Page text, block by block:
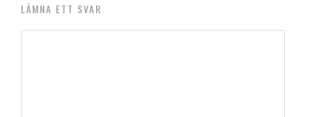
LÄMNA ETT SVAR